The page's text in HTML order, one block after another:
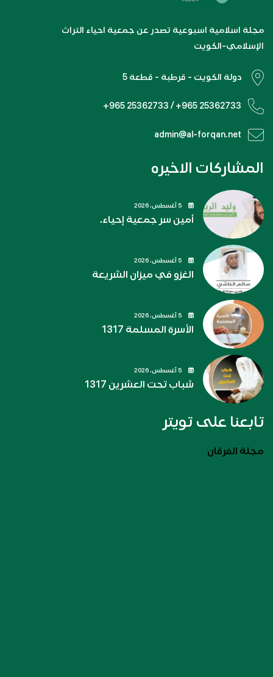
مجلة اسلامية اسبوعية تصدر عن جمعية احياء التراث
الإسلامي-الكويت
دولة الكويت - قرطبة - قطعة 5
+965 25362733 / +965 25362733
admin@al-forqan.net
المشاركات الاخيره
أمين سر جمعية إحياء.
الغزو في ميزان الشريعة
الأسرة المسلمة 1317
شباب تحت العشرين 1317
تابعنا على تويتر
مجلة الفرقان